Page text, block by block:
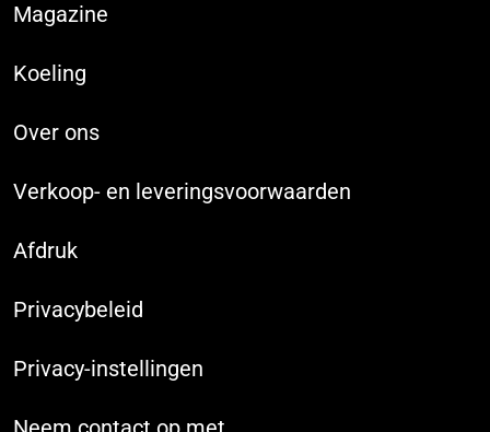
Magazine
Koeling
Over ons
Verkoop- en leveringsvoorwaarden
Afdruk
Privacybeleid
Privacy-instellingen